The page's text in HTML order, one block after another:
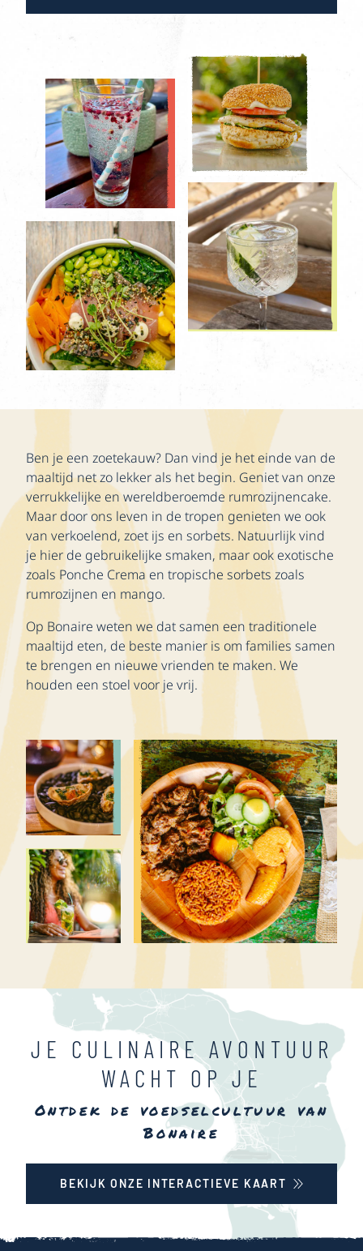
Ben je een zoetekauw? Dan vind je het einde van de
maaltijd net zo lekker als het begin. Geniet van onze
verrukkelijke en wereldberoemde rumrozijnencake.
Maar door ons leven in de tropen genieten we ook
van verkoelend, zoet ijs en sorbets. Natuurlijk vind
je hier de gebruikelijke smaken, maar ook exotische
zoals Ponche Crema en tropische sorbets zoals
rumrozijnen en mango.
Op Bonaire weten we dat samen een traditionele
maaltijd eten, de beste manier is om families samen
te brengen en nieuwe vrienden te maken. We
houden een stoel voor je vrij.
JE CULINAIRE AVONTUUR
WACHT OP JE
Ontdek de voedselcultuur van
Bonaire
BEKIJK ONZE INTERACTIEVE KAART